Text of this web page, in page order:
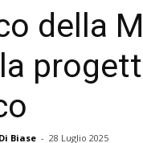
della
Biase - 28 Luglio 2025